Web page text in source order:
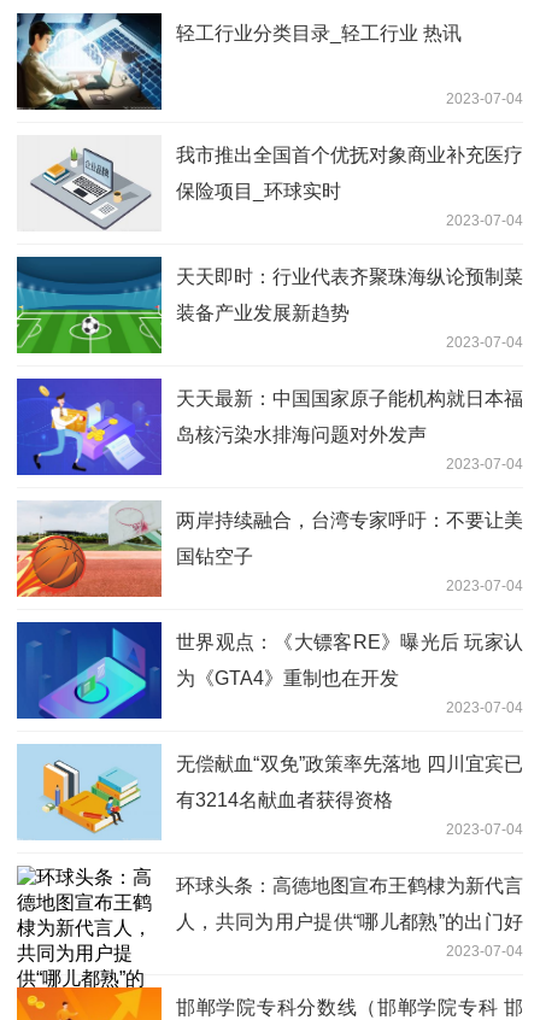
轻工行业分类目录_轻工行业 热讯
2023-07-04
我市推出全国首个优抚对象商业补充医疗
保险项目_环球实时
2023-07-04
天天即时：行业代表齐聚珠海纵论预制菜
装备产业发展新趋势
2023-07-04
天天最新：中国国家原子能机构就日本福
岛核污染水排海问题对外发声
2023-07-04
两岸持续融合，台湾专家呼吁：不要让美
国钻空子
2023-07-04
世界观点：《大镖客RE》曝光后 玩家认
为《GTA4》重制也在开发
2023-07-04
无偿献血“双免”政策率先落地 四川宜宾已
有3214名献血者获得资格
2023-07-04
环球头条：高德地图宣布王鹤棣为新代言
人，共同为用户提供“哪儿都熟”的出门好
2023-07-04
邯郸学院专科分数线（邯郸学院专科 邯